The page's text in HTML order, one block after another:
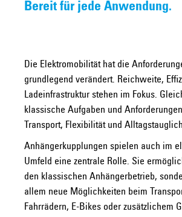
Bereit für jede Anwendung.
Die Elektromobilität hat die
grundlegend verändert. Reichweite,
Ladeinfrastruktur stehen im Fokus.
klassische Aufgaben und
Transport, Flexibilität und
Anhängerkupplungen spielen auch im
Umfeld eine zentrale Rolle. Sie
den klassischen Anhängerbetrieb,
allem neue Möglichkeiten beim
Fahrrädern, E-Bikes oder zusätzlichem